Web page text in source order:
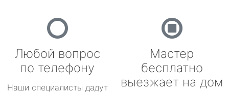
Любой вопрос
по телефону
Наши специалисты дадут
Мастер
бесплатно
выезжает на дом